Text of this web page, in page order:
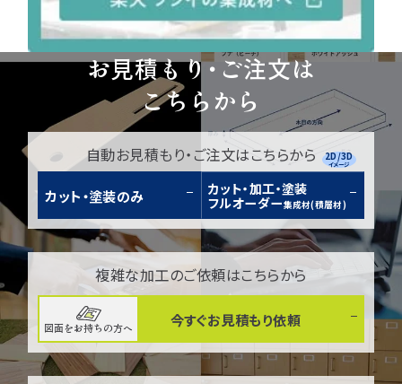
お見積もり・ご注文は
こちらから
自動お見積もり・ご注文はこちらから
カット・塗装のみ
カット・加工・塗装
フルオーダー集成材(積層材)
2D/3D
イメージ
複雑な加工のご依頼はこちらから
図面をお持ちの方へ 今すぐお見積もり依頼